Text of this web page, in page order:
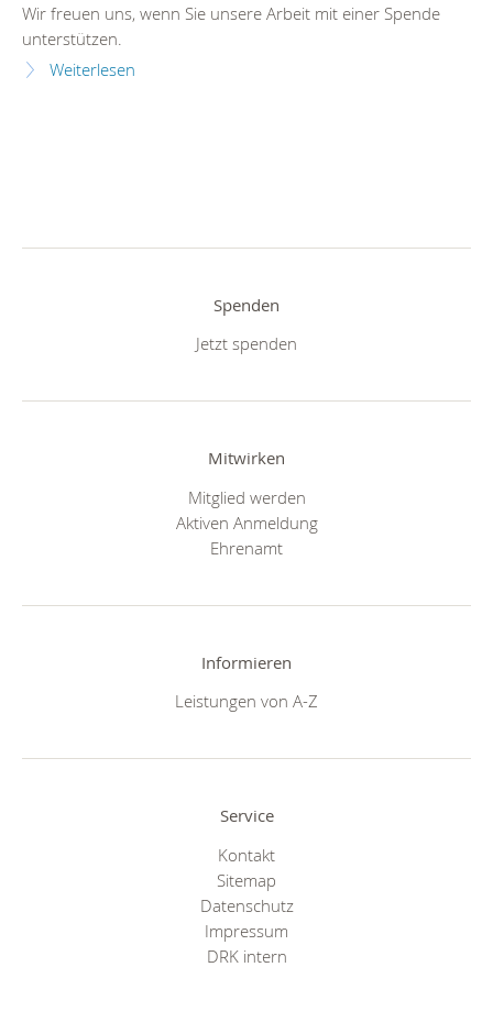
Wir freuen uns, wenn Sie unsere Arbeit mit einer Spende
unterstützen.
Weiterlesen
Spenden
Jetzt spenden
Mitwirken
Mitglied werden
Aktiven Anmeldung
Ehrenamt
Informieren
Leistungen von A-Z
Service
Kontakt
Sitemap
Datenschutz
Impressum
DRK intern